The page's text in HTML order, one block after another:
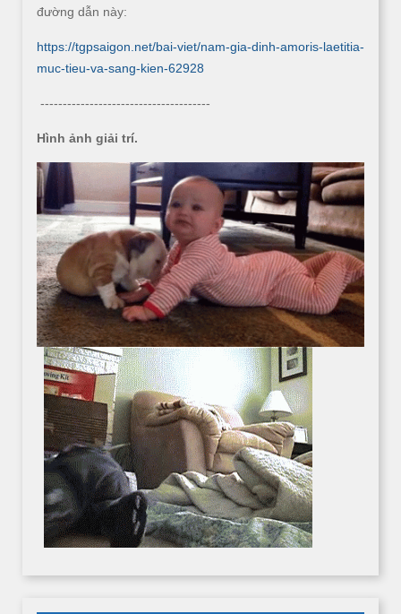
đường dẫn này:
https://tgpsaigon.net/bai-viet/nam-gia-dinh-amoris-laetitia-
muc-tieu-va-sang-kien-62928
--------------------------------------
Hình ảnh giải trí.